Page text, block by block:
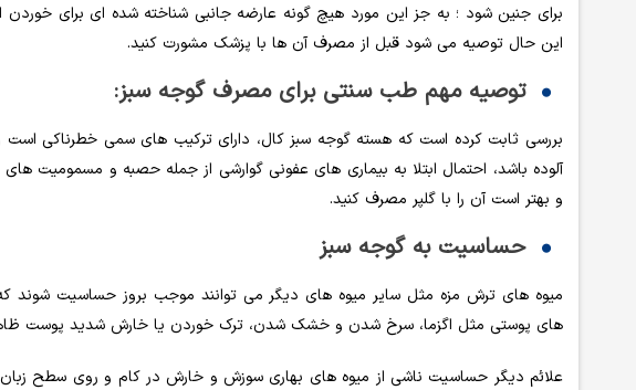
برای جنین شود ؛ به جز این مورد هیچ گونه عارضه جانبی شناخته شده ای برای خوردن
این حال توصیه می شود قبل از مصرف آن ها با پزشک مشورت کنید.
توصیه مهم طب سنتی برای مصرف گوجه سبز:
بررسی ثابت کرده است که هسته گوجه سبز کال، دارای ترکیب های سمی خطرناکی است و
آلوده باشد، احتمال ابتلا به بیماری های عفونی گوارشی از جمله حصبه و مسمومیت
و بهتر است آن را با گلپر مصرف کنید.
حساسیت به گوجه سبز
میوه های ترش مزه مثل سایر میوه های دیگر می توانند موجب بروز حساسیت
های پوستی مثل اگزما، سرخ شدن و خشک شدن، ترک خوردن یا خارش شدید پوست
علائم دیگر حساسیت ناشی از میوه های بهاری سوزش و خارش در کام و روی سطح زبان